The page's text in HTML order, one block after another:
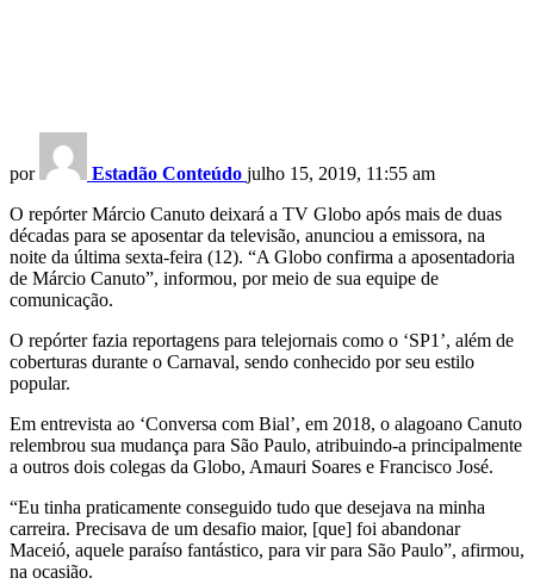
por Estadão Conteúdo julho 15, 2019, 11:55 am
O repórter Márcio Canuto deixará a TV Globo após mais de duas
décadas para se aposentar da televisão, anunciou a emissora, na
noite da última sexta-feira (12). “A Globo confirma a aposentadoria
de Márcio Canuto”, informou, por meio de sua equipe de
comunicação.
O repórter fazia reportagens para telejornais como o ‘SP1’, além de
coberturas durante o Carnaval, sendo conhecido por seu estilo
popular.
Em entrevista ao ‘Conversa com Bial’, em 2018, o alagoano Canuto
relembrou sua mudança para São Paulo, atribuindo-a principalmente
a outros dois colegas da Globo, Amauri Soares e Francisco José.
“Eu tinha praticamente conseguido tudo que desejava na minha
carreira. Precisava de um desafio maior, [que] foi abandonar
Maceió, aquele paraíso fantástico, para vir para São Paulo”, afirmou,
na ocasião.